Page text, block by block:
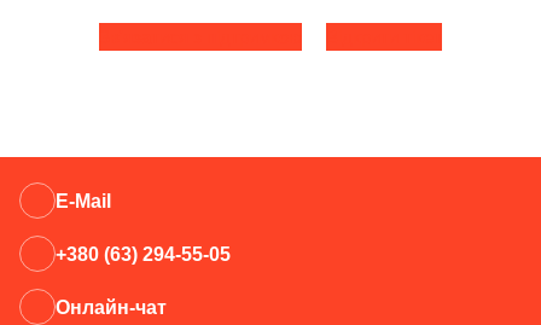
E-Mail
+380 (63) 294-55-05
Онлайн-чат